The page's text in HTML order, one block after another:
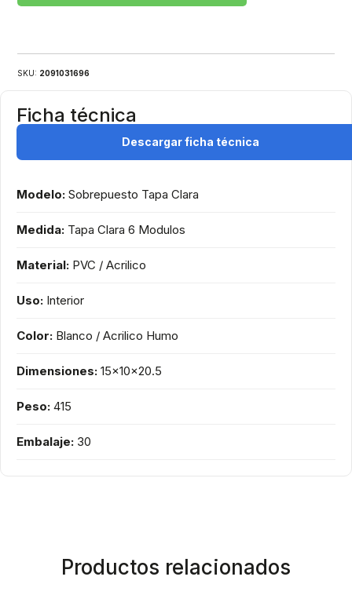
SKU: 2091031696
Ficha técnica
Descargar ficha técnica
Modelo: Sobrepuesto Tapa Clara
Medida: Tapa Clara 6 Modulos
Material: PVC / Acrilico
Uso: Interior
Color: Blanco / Acrilico Humo
Dimensiones: 15x10x20.5
Peso: 415
Embalaje: 30
Productos relacionados